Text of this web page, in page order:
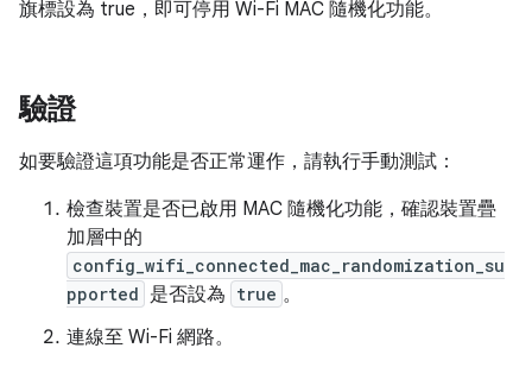
旗標設為 true，即可停用 Wi-Fi MAC 隨機化功能。
驗證
如要驗證這項功能是否正常運作，請執行手動測試：
檢查裝置是否已啟用 MAC 隨機化功能，確認裝置疊
加層中的
config_wifi_connected_mac_randomization_su
pported 是否設為 true 。
連線至 Wi-Fi 網路。